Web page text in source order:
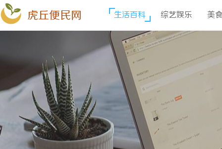
虎丘便民网 生活百科 综艺娱乐 美